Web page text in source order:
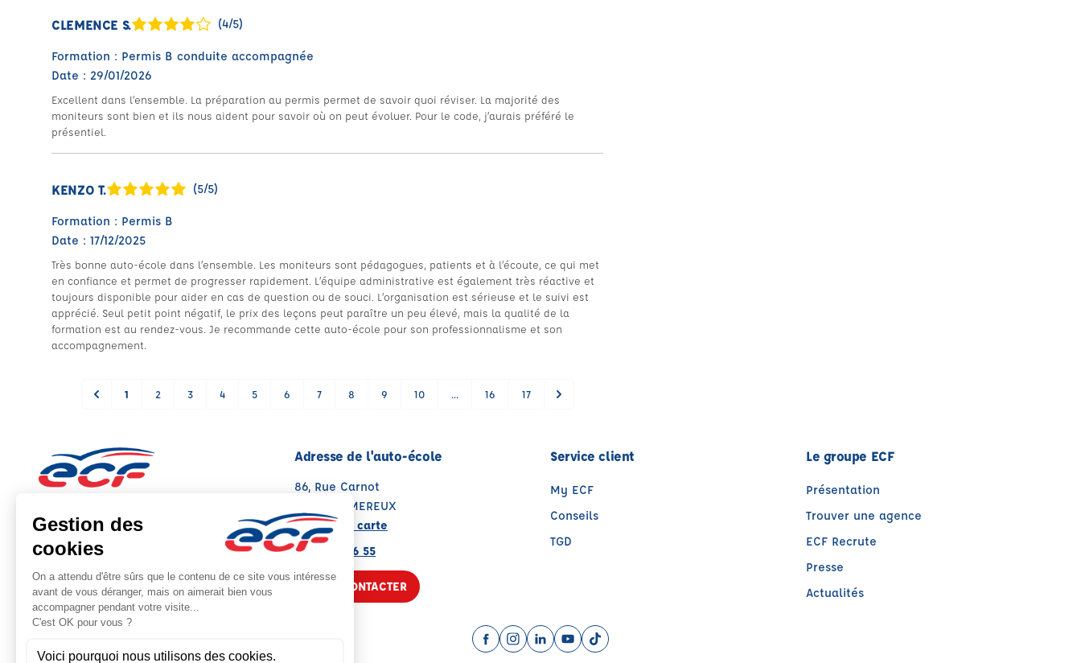
CLEMENCE S. (4/5)
Formation : Permis B conduite accompagnée
Date : 29/01/2026
Excellent dans l’ensemble. La préparation au permis permet de savoir quoi réviser. La majorité des
moniteurs sont bien et ils nous aident pour savoir où on peut évoluer. Pour le code, j’aurais préféré le
présentiel.
KENZO T. (5/5)
Formation : Permis B
Date : 17/12/2025
Très bonne auto-école dans l’ensemble. Les moniteurs sont pédagogues, patients et à l’écoute, ce qui met
en confiance et permet de progresser rapidement. L’équipe administrative est également très réactive et
toujours disponible pour aider en cas de question ou de souci. L’organisation est sérieuse et le suivi est
apprécié. Seul petit point négatif, le prix des leçons peut paraître un peu élevé, mais la qualité de la
formation est au rendez-vous. Je recommande cette auto-école pour son professionnalisme et son
accompagnement.
1 2 3 4 5 6 7 8 9 10 ... 16 17
Note : 4.4/5
Moyenne calculée sur 83 avis
Adresse de l'auto-école
86, Rue Carnot
62930 WIMEREUX
Voir sur la carte
03 21 32 46 55
NOUS CONTACTER
Service client
My ECF
Conseils
TGD
Le groupe ECF
Présentation
Trouver une agence
ECF Recrute
Presse
Actualités
Facebook (nouvelle fenêtre)
Instagram (nouvelle fenêtre)
LinkedIn (nouvelle fenêtre)
YouTube (nouvelle fenêtre)
TikTok (nouvelle fenêtre)